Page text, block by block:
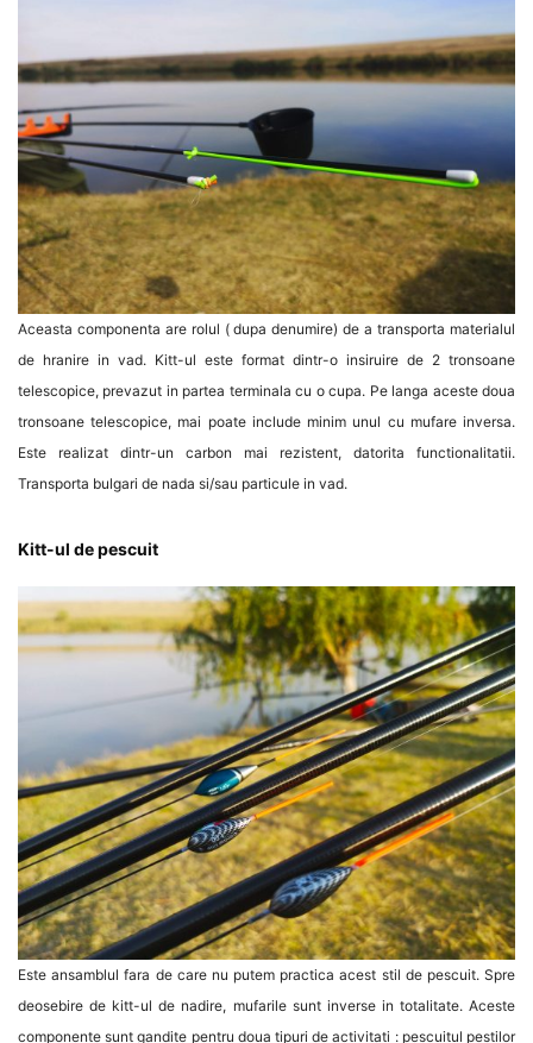
Aceasta componenta are rolul ( dupa denumire) de a transporta materialul
de hranire in vad. Kitt-ul este format dintr-o insiruire de 2 tronsoane
telescopice, prevazut in partea terminala cu o cupa. Pe langa aceste doua
tronsoane telescopice, mai poate include minim unul cu mufare inversa.
Este realizat dintr-un carbon mai rezistent, datorita functionalitatii.
Transporta bulgari de nada si/sau particule in vad.
Kitt-ul de pescuit
Este ansamblul fara de care nu putem practica acest stil de pescuit. Spre
deosebire de kitt-ul de nadire, mufarile sunt inverse in totalitate. Aceste
componente sunt gandite pentru doua tipuri de activitati : pescuitul pestilor